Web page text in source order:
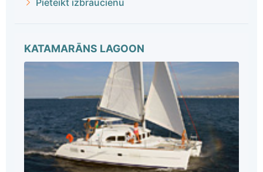
Pieteikt izbraucienu
KATAMARĀNS LAGOON